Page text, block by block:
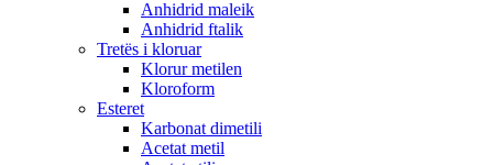
Anhidrid maleik
Anhidrid ftalik
Tretës i kloruar
Klorur metilen
Kloroform
Esteret
Karbonat dimetili
Acetat metil